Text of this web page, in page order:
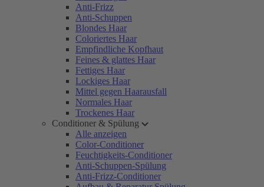
Anti-Frizz
Anti-Schuppen
Blondes Haar
Coloriertes Haar
Empfindliche Kopfhaut
Feines & glattes Haar
Fettiges Haar
Lockiges Haar
Mittel gegen Haarausfall
Normales Haar
Trockenes Haar
Conditioner & Spülung
Alle anzeigen
Color-Conditioner
Feuchtigkeits-Conditioner
Anti-Schuppen-Spülung
Anti-Frizz-Conditioner